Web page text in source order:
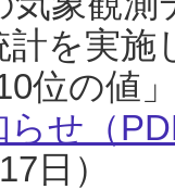
を実
位の値
らせ（
日）